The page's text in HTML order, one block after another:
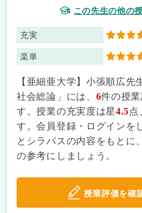
この先生の他の
充実 4.5
楽単 4.5
【亜細亜大学】小張順広先
社会総論」には、 6件の授
す。授業の充実度は星4.5点
す。会員登録・ログインを
とシラバスの内容をもとに
の参考にしましょう。
授業評価を確